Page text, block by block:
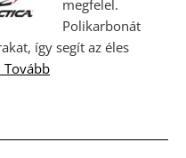
megfelel.
Polikarbonát
így segít az éles
Tovább